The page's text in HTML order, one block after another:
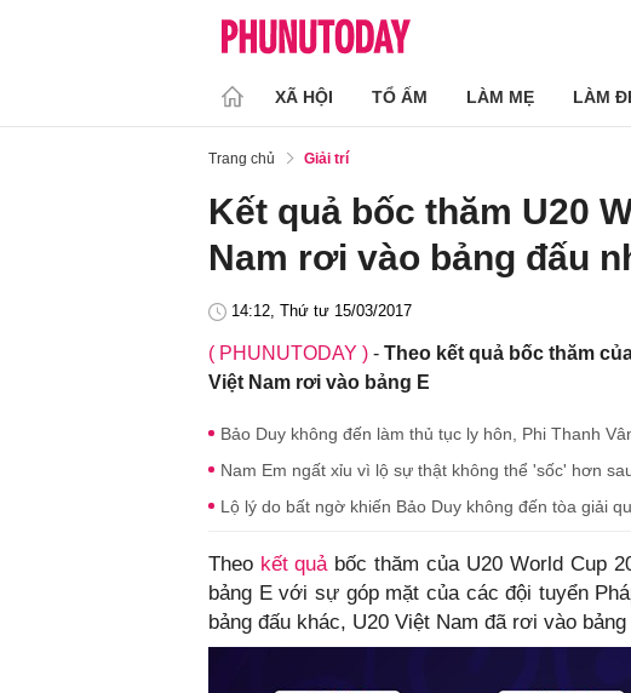
XÃ HỘI TỔ ẤM LÀM MẸ LÀM
Trang chủ Giải trí
Kết quả bốc thăm U20
Nam rơi vào bảng đấu
14:12, Thứ tư 15/03/2017
( PHUNUTODAY ) - Theo kết quả bốc thăm
Việt Nam rơi vào bảng E
Bảo Duy không đến làm thủ tục ly hôn, Phi Thanh
Nam Em ngất xỉu vì lộ sự thật không thể 'sốc' hơn
Lộ lý do bất ngờ khiến Bảo Duy không đến tòa giải
Theo kết quảbốc thăm của U20 World Cup
bảng E với sự góp mặt của các đội tuyển
bảng đấu khác, U20 Việt Nam đã rơi vào